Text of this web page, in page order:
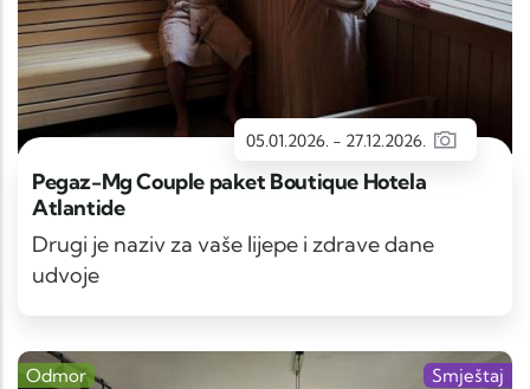
05.01.2026. - 27.12.2026.
Pegaz-Mg Couple paket Boutique Hotela
Atlantide
Drugi je naziv za vaše lijepe i zdrave dane
udvoje
Smještaj
Odmor